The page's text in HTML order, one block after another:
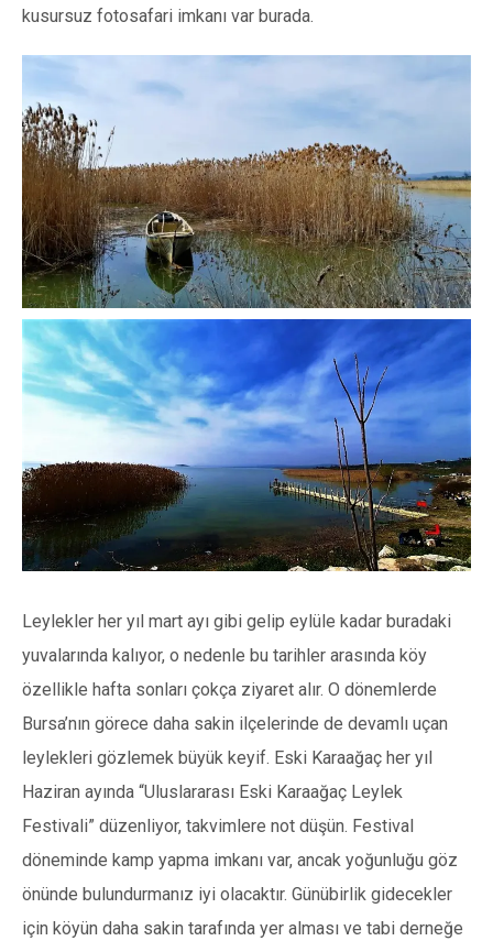
kusursuz fotosafari imkanı var burada.
Leylekler her yıl mart ayı gibi gelip eylüle kadar buradaki
yuvalarında kalıyor, o nedenle bu tarihler arasında köy
özellikle hafta sonları çokça ziyaret alır. O dönemlerde
Bursa’nın görece daha sakin ilçelerinde de devamlı uçan
leylekleri gözlemek büyük keyif. Eski Karaağaç her yıl
Haziran ayında “Uluslararası Eski Karaağaç Leylek
Festivali” düzenliyor, takvimlere not düşün. Festival
döneminde kamp yapma imkanı var, ancak yoğunluğu göz
önünde bulundurmanız iyi olacaktır. Günübirlik gidecekler
için köyün daha sakin tarafında yer alması ve tabi derneğe